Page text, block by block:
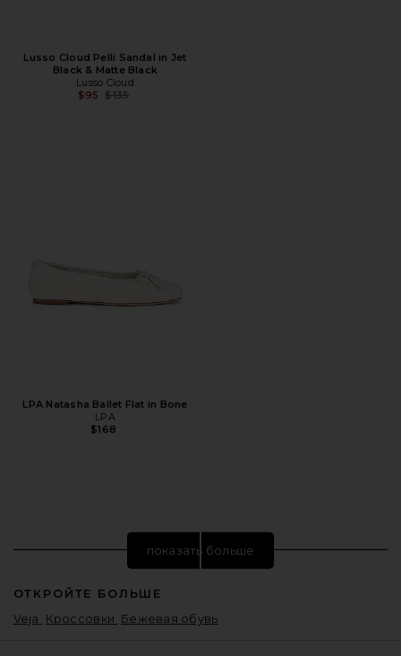
Lusso Cloud Pelli Sandal in Jet
Black & Matte Black
Lusso Cloud
$95
Предыдущая цена:
$135
LPA Natasha Ballet Flat in Bone
LPA
$168
показать больше
ОТКРОЙТЕ БОЛЬШЕ
Veja
Кроссовки Бежевая обувь